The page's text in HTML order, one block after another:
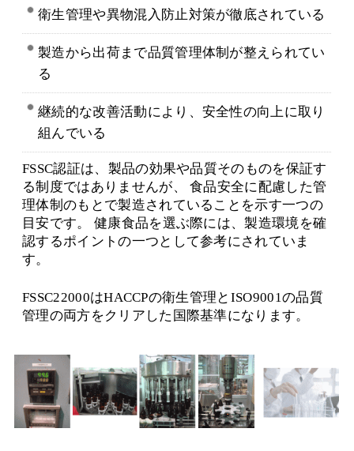
衛生管理や異物混入防止対策が徹底されている
製造から出荷まで品質管理体制が整えられてい
る
継続的な改善活動により、安全性の向上に取り
組んでいる
FSSC認証は、製品の効果や品質そのものを保証す
る制度ではありませんが、 食品安全に配慮した管
理体制のもとで製造されていることを示す一つの
目安です。 健康食品を選ぶ際には、製造環境を確
認するポイントの一つとして参考にされていま
す。
FSSC22000はHACCPの衛生管理とISO9001の品質
管理の両方をクリアした国際基準になります。